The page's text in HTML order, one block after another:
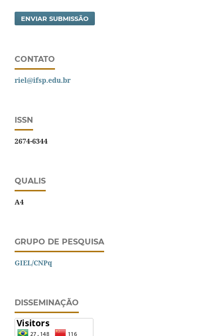
ENVIAR SUBMISSÃO
CONTATO
riel@ifsp.edu.br
ISSN
2674-6344
QUALIS
A4
GRUPO DE PESQUISA
GIEL/CNPq
DISSEMINAÇÃO